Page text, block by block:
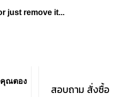
just remove it...
คุณตอง
สอบถาม สั่งซื้อ